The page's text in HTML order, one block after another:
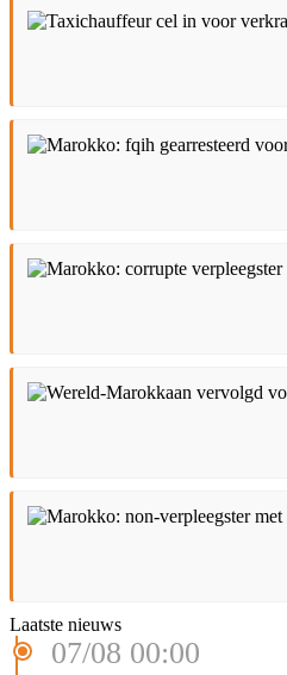
Laatste nieuws
07/08 00:00